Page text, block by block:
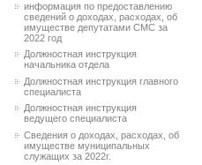
информация по предоставлению
сведений о доходах, расходах, об
имуществе депутатами СМС за
2022 год
Должностная инструкция
начальника отдела
Должностная инструкция главного
специалиста
Должностная инструкция
ведущего специалиста
Сведения о доходах, расходах, об
имуществе муниципальных
служащих за 2022г.